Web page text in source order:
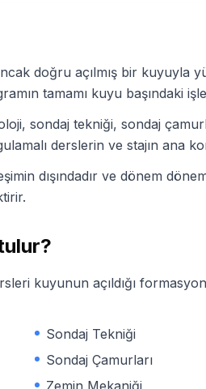
doğru açılmış bir kuyuyla
tamamı kuyu başındaki
sondaj tekniği, sondaj
derslerin ve stajın ana
dışındadır ve dönem
kuyunun açıldığı
Sondaj Tekniği
Sondaj Çamurları
Zemin Mekaniği